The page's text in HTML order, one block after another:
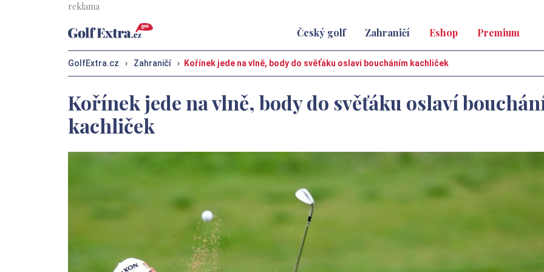
Český golf Zahraničí Eshop Premium
GolfExtra.cz › Zahraničí › Kořínek jede na vlně, body do svěťáku oslaví boucháním kachliček
Kořínek jede na vlně, body do svěťáku oslaví
kachliček